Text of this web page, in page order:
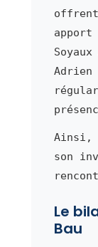
Adrien
Ainsi,
son
Le
Bau